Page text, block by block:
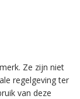
Ze zijn niet
regelgeving ter
van deze